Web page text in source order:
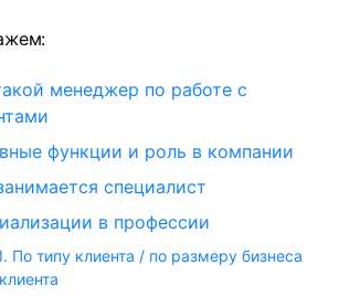
менеджер по работе с
функции и роль в компании
специалист
в профессии
I. По типу клиента / по размеру бизнеса
клиента